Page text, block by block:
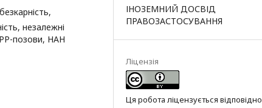
незалежні
позови, НАН
ІНОЗЕМНИЙ ДОСВІД
ПРАВОЗАСТОСУВАННЯ
Ліцензія
Ця робота ліцензується